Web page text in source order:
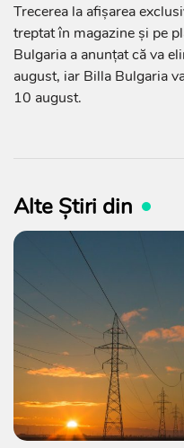
Trecerea la afișarea
treptat în magazine și pe
Bulgaria a anunțat că va
august, iar Billa Bulgaria
10 august.
Alte Știri din